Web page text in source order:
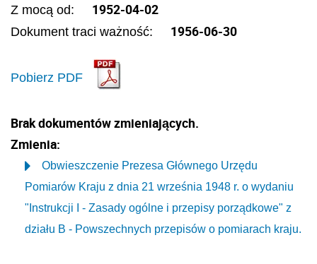
Z mocą od: 1952-04-02
Dokument traci ważność: 1956-06-30
Pobierz PDF
Brak dokumentów zmieniających.
Zmienia:
Obwieszczenie Prezesa Głównego Urzędu
Pomiarów Kraju z dnia 21 września 1948 r. o wydaniu
"Instrukcji I - Zasady ogólne i przepisy porządkowe" z
działu B - Powszechnych przepisów o pomiarach kraju.